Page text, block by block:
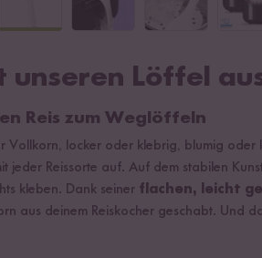
unseren Löffel
Reis zum Weglöffeln
locker oder klebrig, blumig oder
jeder Reissorte auf. Auf dem stabilen
kleben. Dank seiner flachen, leicht
aus deinem Reiskocher geschabt. Und